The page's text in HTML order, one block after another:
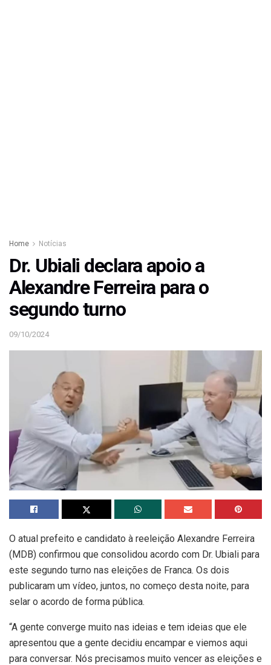
Home Notícias
Dr. Ubiali declara apoio a
Alexandre Ferreira para o
segundo turno
09/10/2024
O atual prefeito e candidato à reeleição Alexandre Ferreira
(MDB) confirmou que consolidou acordo com Dr. Ubiali para
este segundo turno nas eleições de Franca. Os dois
publicaram um vídeo, juntos, no começo desta noite, para
selar o acordo de forma pública.
“A gente converge muito nas ideias e tem ideias que ele
apresentou que a gente decidiu encampar e viemos aqui
para conversar. Nós precisamos muito vencer as eleições e